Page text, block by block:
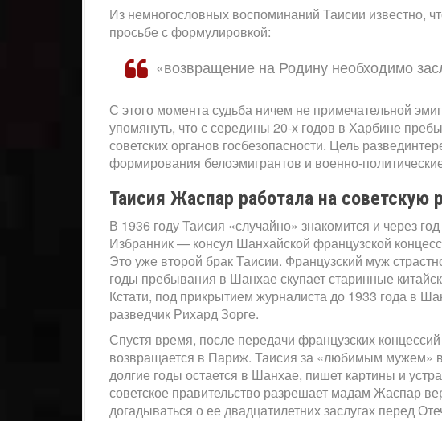
Из немногословных воспоминаний Таисии известно,
просьбе с формулировкой:
«возвращение на Родину необходимо
С этого момента судьба ничем не примечательной
упомянуть, что с середины 20-х годов в Харбине
советских органов госбезопасности. Цель
формирования белоэмигрантов и военно-
Таисия Жаспар работала на советскую
В 1936 году Таисия «случайно» знакомится и через
Избранник — консул Шанхайской французской
Это уже второй брак Таисии. Французский муж
годы пребывания в Шанхае скупает старинные
Кстати, под прикрытием журналиста до 1933 года в
разведчик Рихард Зорге.
Спустя время, после передачи французских
возвращается в Париж. Таисия за «любимым мужем»
долгие годы остается в Шанхае, пишет картины и
советское правительство разрешает мадам Жаспар
догадываться о ее двадцатилетних заслугах перед